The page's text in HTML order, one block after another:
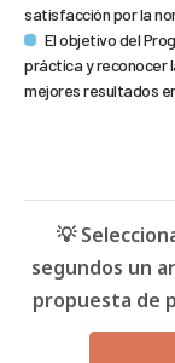
satisfacción por la
El objetivo del
práctica y reconocer
mejores resultados
💡
segundos un
propuesta de